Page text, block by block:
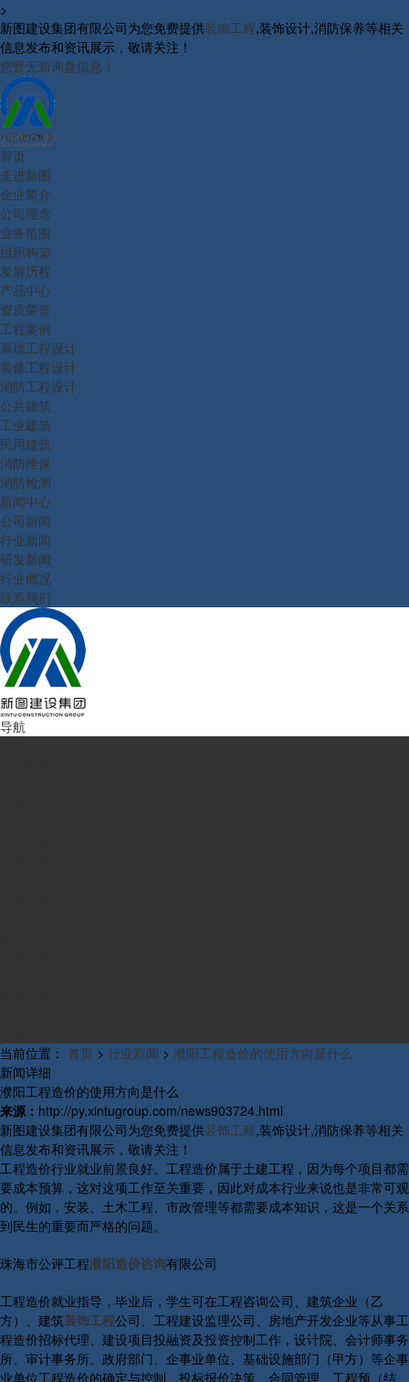
>
新图建设集团有限公司为您免费提供装饰工程,装饰设计,消防保养等相关
信息发布和资讯展示，敬请关注！
您暂无新询盘信息！
首页
走进新图
企业简介
公司理念
业务范围
组织构架
发展历程
产品中心
资质荣誉
工程案例
幕墙工程设计
装修工程设计
消防工程设计
公共建筑
工业建筑
民用建筑
消防维保
消防检测
新闻中心
公司新闻
行业新闻
研发新闻
行业概况
联系我们
导航
当前位置： 首页 > 行业新闻 > 濮阳工程造价的使用方向是什么
新闻详细
濮阳工程造价的使用方向是什么
来源： http://py.xintugroup.com/news903724.html
新图建设集团有限公司为您免费提供装饰工程,装饰设计,消防保养等相关
信息发布和资讯展示，敬请关注！
工程造价行业就业前景良好。工程造价属于土建工程，因为每个项目都需
要成本预算，这对这项工作至关重要，因此对成本行业来说也是非常可观
的。例如，安装、土木工程、市政管理等都需要成本知识，这是一个关系
到民生的重要而严格的问题。
珠海市公评工程濮阳造价咨询有限公司
工程造价就业指导，毕业后，学生可在工程咨询公司、建筑企业（乙
方）、建筑装饰工程公司、工程建设监理公司、房地产开发企业等从事工
程造价招标代理、建设项目投融资及投资控制工作，设计院、会计师事务
所、审计事务所、政府部门、企事业单位、基础设施部门（甲方）等企事
业单位工程造价的确定与控制、投标报价决策、合同管理、工程预（结